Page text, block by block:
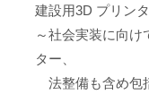
建設用3D プリン
～社会実装に向け
ター、
法整備も含め包